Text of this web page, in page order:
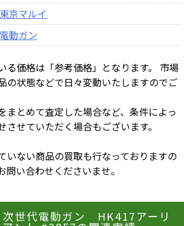
東京マルイ
電動ガン
る価格は「参考価格」となります。 市場
の状態などで日々変動いたしますのでご
まとめて査定した場合など、条件によっ
させていただく場合もございます。
いない商品の買取も行なっておりますの
問い合わせくださいませ。
世代電動ガン HK417アーリ